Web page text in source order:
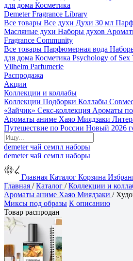
для дома Косметика
Demeter Fragrance Library
Все товары Все духи Духи 30 мл
Масляные духи Наборы духов
Fragrance Community
Все товары Парфюмерная вода
для дома Косметика Psychology of Sex
Vilhelm Parfumerie
Распродажа
Акции
Коллекции и коллабы
Коллекции Подборки Коллабы
«Зайчик» Секс-коллекция Ароматы
Ароматы аниме Хаяо Миядзаки
Путешествие по России Новый 2026
demeterчай семпл наборы
demeterчай семпл наборы
Главная Каталог Корзина
Главная /Каталог /Коллекции и
Ароматы аниме Хаяо Миядзаки /
Миксы под образы К описанию
Товар распродан